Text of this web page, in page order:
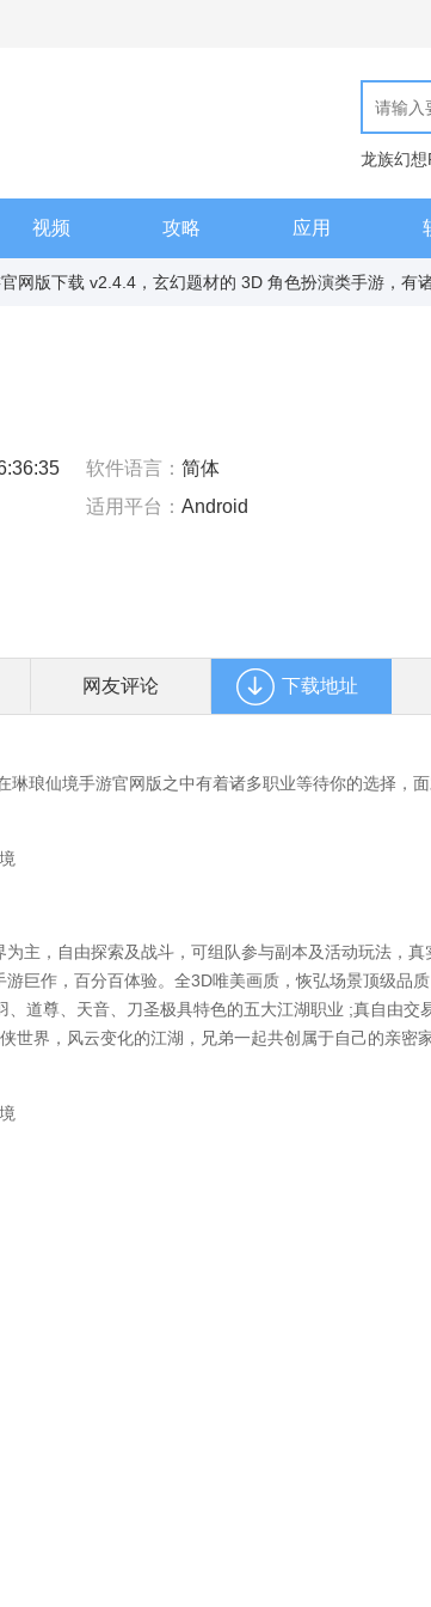
龙族幻想
现代汉语
视频 攻略 应用
网版下载 v2.4.4，玄幻题材的 3D 角色扮演类手游，有
软件语言： 简体
适用平台： Android
网友评论 下载地址
琅仙境手游官网版之中有着诸多职业等待你的选择，
，自由探索及战斗，可组队参与副本及活动玩法，真
巨作，百分百体验。全3D唯美画质，恢弘场景顶级品质
道尊、天音、刀圣极具特色的五大江湖职业 ;真自由交
世界，风云变化的江湖，兄弟一起共创属于自己的亲密